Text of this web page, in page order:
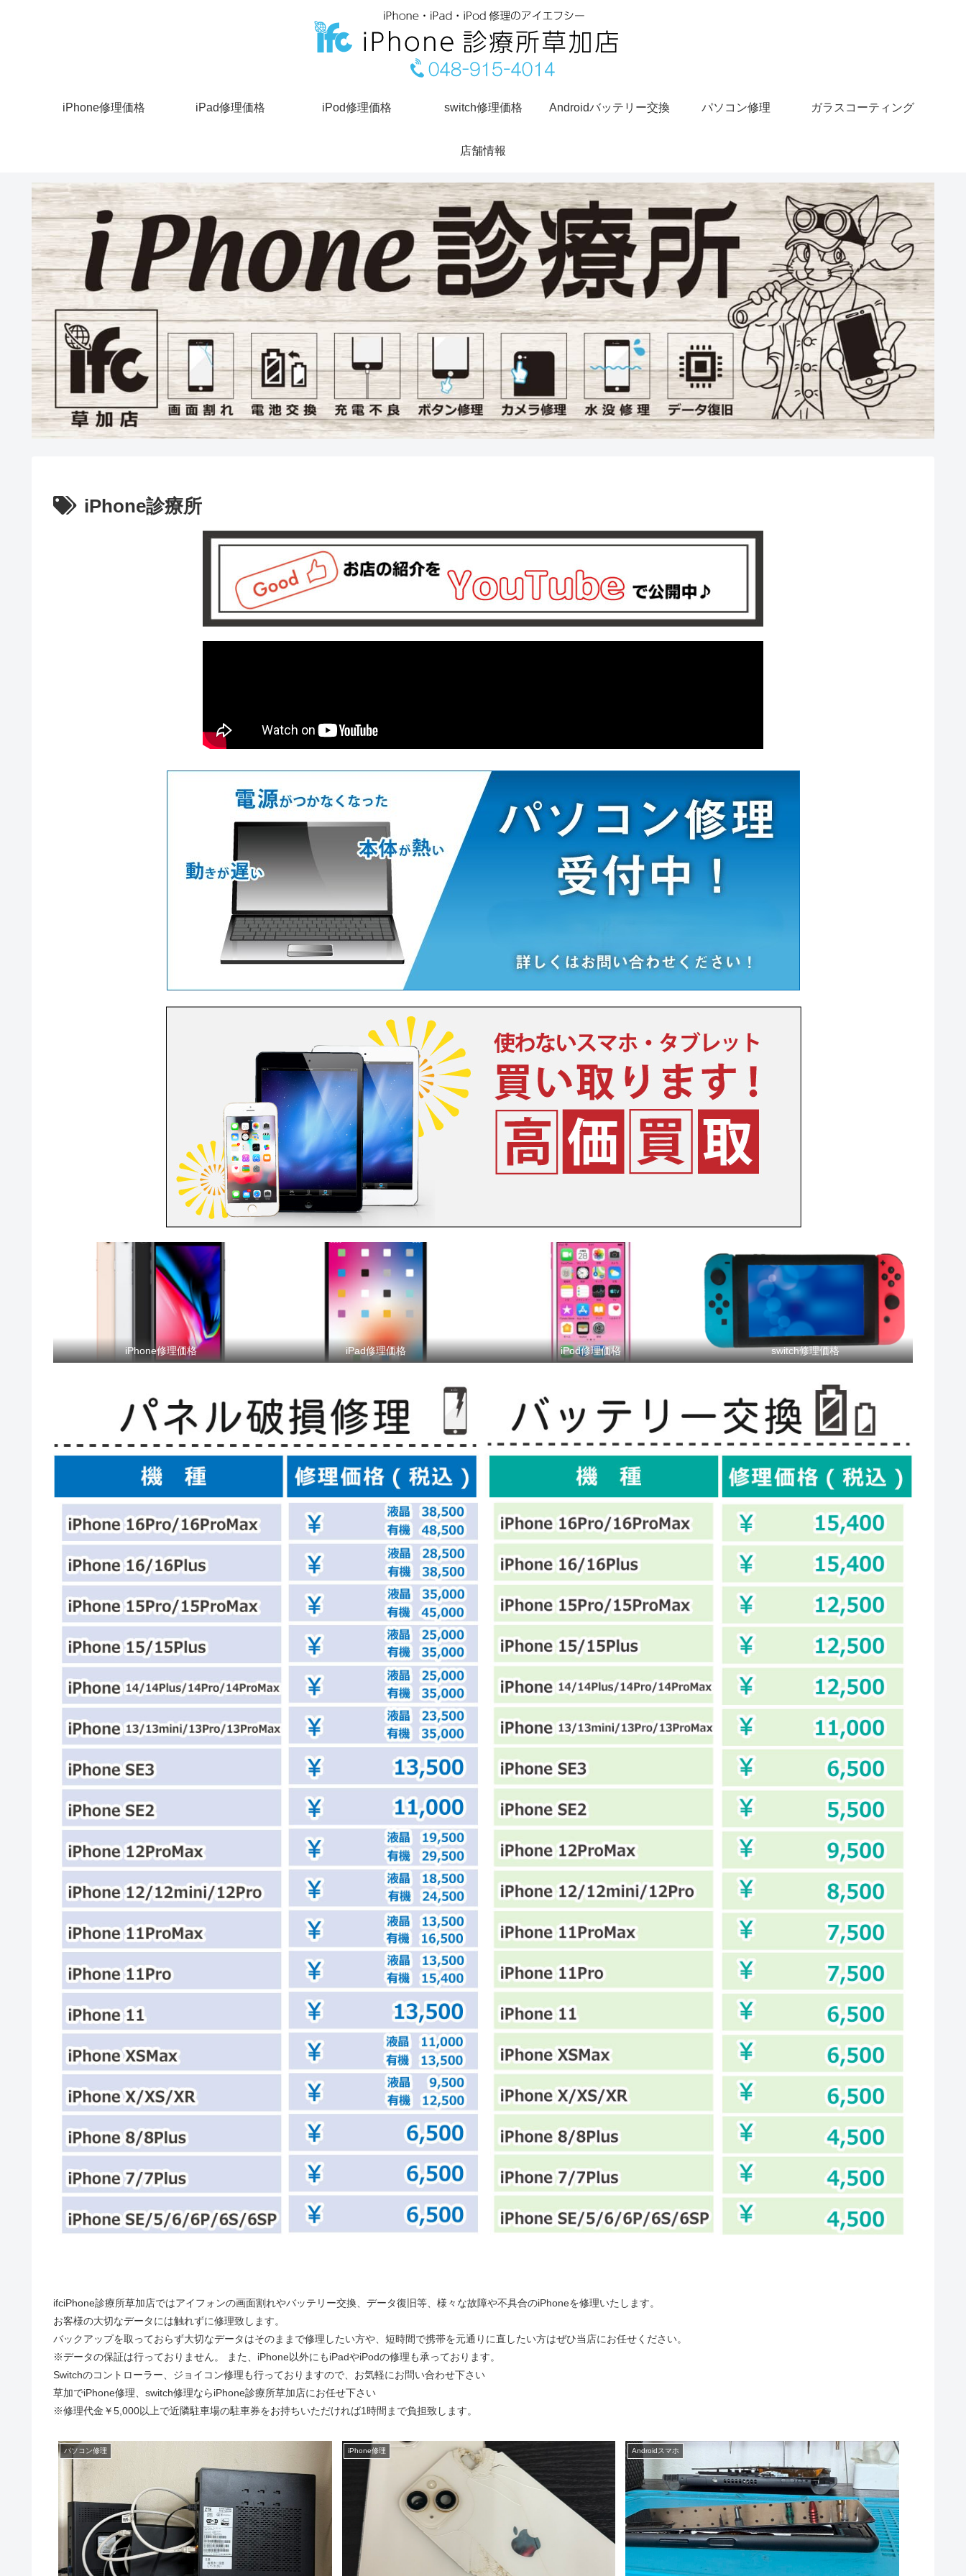
iPhone修理価格 iPad修理価格 iPod修理価格 switch修理価格 Androidバッテリー交換 パソコン修理 ガラスコーティング
店舗情報
iPhone診療所
iPhone修理価格 iPad修理価格 iPod修理価格 switch修理価格
ifciPhone診療所草加店ではアイフォンの画面割れやバッテリー交換、データ復旧等、様々な故障や不具合のiPhoneを修理いたします。
お客様の大切なデータには触れずに修理致します。
バックアップを取っておらず大切なデータはそのままで修理したい方や、短時間で携帯を元通りに直したい方はぜひ当店にお任せください。
※データの保証は行っておりません。 また、iPhone以外にもiPadやiPodの修理も承っております。
Switchのコントローラー、ジョイコン修理も行っておりますので、お気軽にお問い合わせ下さい
草加でiPhone修理、switch修理ならiPhone診療所草加店にお任せ下さい
※修理代金￥5,000以上で近隣駐車場の駐車券をお持ちいただければ1時間まで負担致します。
パソコン修理 iPhone修理 Androidスマホ